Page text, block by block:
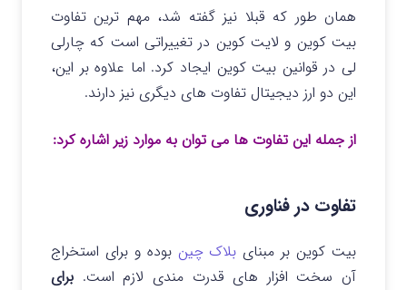
همان طور که قبلا نیز گفته شد، مهم ترین تفاوت
بیت کوین و لایت کوین در تغییراتی است که چارلی
لی در قوانین بیت کوین ایجاد کرد. اما علاوه بر این،
این دو ارز دیجیتال تفاوت های دیگری نیز دارند.
از جمله این تفاوت ها می توان به موارد زیر اشاره کرد:
تفاوت در فناوری
بیت کوین بر مبنای بلاک چین بوده و برای استخراج
آن سخت افزار های قدرت مندی لازم است. برای